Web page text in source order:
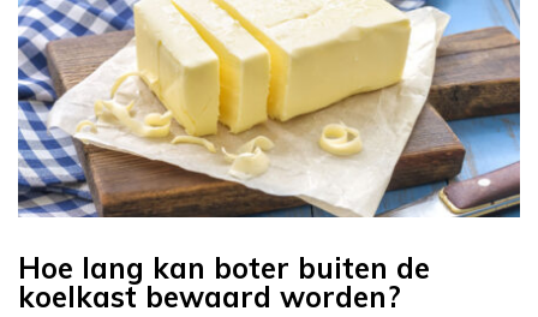
Hoe lang kan boter buiten de
koelkast bewaard worden?